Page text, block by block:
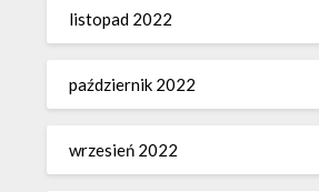
listopad 2022
październik 2022
wrzesień 2022